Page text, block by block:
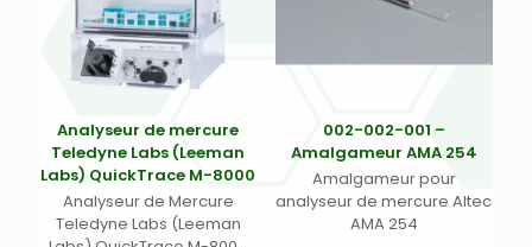
Analyseur de mercure
Teledyne Labs (Leeman
Labs) QuickTrace M-8000
Analyseur de Mercure
Teledyne Labs (Leeman
002-002-001 –
Amalgameur AMA 254
Amalgameur pour
analyseur de mercure Altec
AMA 254